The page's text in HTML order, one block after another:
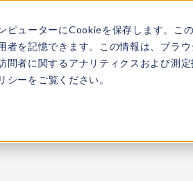
ピューターにCookieを保存します。こ
者を記憶できます。この情報は、ブラ
問者に関するアナリティクスおよび測
シーをご覧ください。
ITRについて所属アナリスト 新
Market View：サイバー・セキュリティ・コ